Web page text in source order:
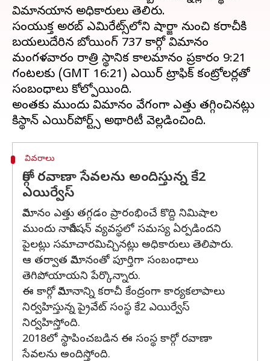
విమానయాన అధికారులు తెలిపారు.
సంయుక్త అరబ్ ఎమిరేట్స్‌లోని షార్జా నుంచి కరాచీకి
బయలుదేరిన బోయింగ్ 737 కార్గో విమానం
మంగళవారం రాత్రి స్థానిక కాలమానం ప్రకారం 9:21
గంటలకు (GMT 16:21) ఎయిర్ ట్రాఫిక్ కంట్రోలర్లతో
సంబంధాలు కోల్పోయింది.
అంతకు ముందు విమానం వేగంగా ఎత్తు తగ్గించినట్లు
వివరాలు
కార్గో రవాణా సేవలను అందిస్తున్న కే2
ఎయిర్వేస్
విమానం ఎత్తు తగ్గడం ప్రారంభించే కొద్ది నిమిషాల
ముందు నావిగేషన్ వ్యవస్థలో సమస్య ఏర్పడిందని
పైలట్లు సమాచారమిచ్చినట్లు అధికారులు తెలిపారు.
ఆ తర్వాత విమానంతో పూర్తిగా సంబంధాలు
తెగిపోయాయని పేర్కొన్నారు.
ఈ కార్గో విమానాన్ని కరాచీ కేంద్రంగా కార్యకలాపాలు
నిర్వహిస్తున్న ప్రైవేట్ సంస్థ కే2 ఎయిర్వేస్
నిర్వహిస్తోంది.
2018లో స్థాపించబడిన ఈ సంస్థ కార్గో రవాణా
సేవలను అందిస్తోంది.